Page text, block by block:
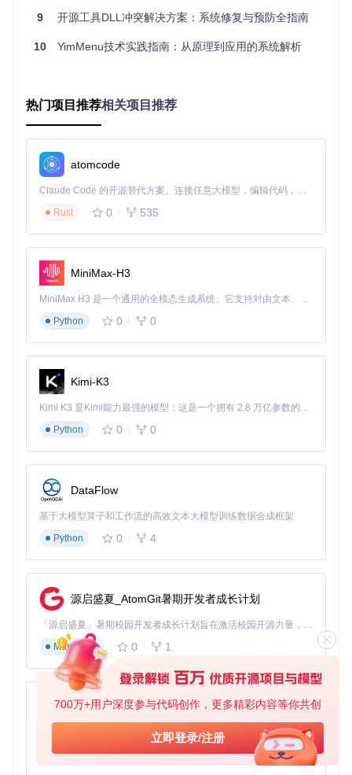
700万+用户深度参与代码创作，更多精彩内容等你共创
立即登录/注册
适用场景：简单DLL缺失或注册问题 操作步骤：
打开命令提示符（管理员模式）
（参数含义：/scannow 表示立即扫描并修复系统文件） 3. 重
启电脑后检查问题是否解决
验证方法：重新运行之前出错的程序，观察是否仍有DLL相关
🔧 针对性修复：运行库重装
适用场景：明确提示特定VC++运行库相关DLL缺失 操作步
骤：
从微软官网下载对应版本的Visual C++ Redistributable
卸载系统中已安装的同版本运行库
🔧 高级修复：DLL注册修复
适用场景：提示"DLL注册失败"或"无法找到入口点" 操作步
骤：
（参数含义：regsvr32 是Windows的DLL注册工具） 3. 等待
提示"DllRegisterServer在msvcp140.dll已成功"
验证方法：再次运行程序，如仍有问题尝试重启电脑
企业部署版：批量解决方案
🔧 网络部署工具
适用场景：企业内网多台电脑需要统一修复 操作步骤：
下载项目中的批量修复工具包：
进入工具目录：
9 开源工具DLL冲突解决方案：系统修复与预防全指南
10 YimMenu技术实践指南：从原理到应用的系统解析
热门项目推荐相关项目推荐
atomcode
Claude Code 的开源替代方案。连接任意大模型，编辑代码，运行命令，自动验证 — 全自动执行。用 Rust 构建，极致性能。 ｜ An open-source alternative to Claude Code. Connect any LLM, edit code, run commands, and verify changes — autonomously. Built in Rust for speed. Get Started
Rust
0 535
MiniMax-H3
MiniMax H3 是一个通用的全模态生成系统。它支持对由文本、图像、视频和音频组成的多模态上下文进行统一理解，并能生成分辨率高达 2K、时长可达 15 秒的带原生立体声音频的视频。得益于面向任务泛化的系统设计，H3 在预训练阶段就已具备广泛的多模态上下文理解与生成能力，能够出色地执行复杂的多模态指令。
Python
0 0
Kimi-K3
Kimi K3 是Kimi能力最强的模型：这是一个拥有 2.8 万亿参数的混合专家（MoE）模型，具备原生视觉理解能力，并支持 100 万 token 的上下文窗口。
Python
0 0
DataFlow
基于大模型算子和工作流的高效文本大模型训练数据合成框架
Python
0 4
源启盛夏_AtomGit暑期开发者成长计划
「源启盛夏」暑期校园开发者成长计划旨在激活校园开源力量，通过积分激励、认证扶持、资源倾斜等形式，引导高校组织和开发者完成「入驻 — 建项目 — 做贡献 — 获认证 — 得资源」的完整闭环。无论你是想带领社团入驻平台的组织者，还是希望用代码贡献证明自己的开发者，都能在这里找到属于你的成长路径。
Markdown
0 1
py-xiaozhi
基于Python的Xiaozhi AI，适用于想要完整Xiaozhi体验而无需拥有专用硬件的用户。
Python
0 1